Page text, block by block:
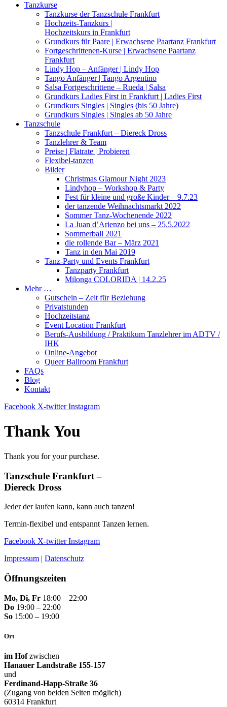
Tanzkurse
Tanzkurse der Tanzschule Frankfurt
Hochzeits-Tanzkurs |
Hochzeitskurs in Frankfurt
Grundkurs für Paare | Erwachsene Paartanz Frankfurt
Fortgeschrittenen-Kurse | Erwachsene Paartanz
Frankfurt
Lindy Hop – Anfänger | Lindy Hop
Tango Anfänger | Tango Argentino
Salsa Fortgeschrittene – Rueda | Salsa
Grundkurs Ladies First in Frankfurt | Ladies First
Grundkurs Singles | Singles (bis 50 Jahre)
Grundkurs Singles | Singles ab 50 Jahre
Tanzschule
Tanzschule Frankfurt – Diereck Dross​
Tanzlehrer & Team
Preise | Flatrate | Probieren
Flexibel-tanzen
Bilder
Christmas Glamour Night 2023
Lindyhop – Workshop & Party
Fest für kleine und große Kinder – 9.7.23
der tanzende Weihnachtsmarkt 2022
Sommer Tanz-Wochenende 2022
La Juan d’Arienzo bei uns – 25.5.2022
Sommerball 2021
die rollende Bar – März 2021
Tanz in den Mai 2019
Tanz-Party und Events Frankfurt​
Tanzparty Frankfurt
Milonga COLORIDA | 14.2.25​
Mehr …
Gutschein – Zeit für Beziehung
Privatstunden
Hochzeitstanz
Event Location Frankfurt
Berufs-Ausbildung / Praktikum Tanzlehrer im ADTV /
IHK
Online-Angebot
Queer Ballroom Frankfurt
FAQs
Blog
Kontakt
Facebook X-twitter Instagram
Thank You
Thank you for your purchase.
Tanzschule Frankfurt –
Diereck Dross
Jeder der laufen kann, kann auch tanzen!
Termin-flexibel und entspannt Tanzen lernen.
Facebook X-twitter Instagram
Impressum | Datenschutz
Öffnungszeiten
Mo, Di, Fr 18:00 – 22:00
Do 19:00 – 22:00
So 15:00 – 19:00
Ort
im Hofzwischen
Hanauer Landstraße 155-157
und
Ferdinand-Happ-Straße 36
(Zugang von beiden Seiten möglich)
60314 Frankfurt